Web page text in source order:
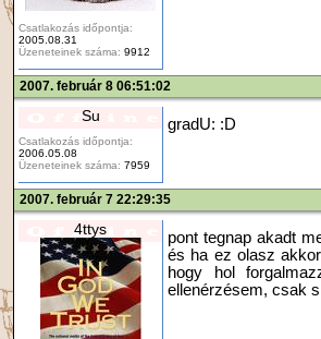
Csatlakozás időpontja:
2005.08.31
Üzeneteinek száma: 9912
2007. február 8 06:51:02
Su
Csatlakozás időpontja:
2006.05.08
Üzeneteinek száma: 7959
gradU: :D
2007. február 7 22:29:35
4ttys
pont tegnap akadt
és ha ez olasz
hogy hol
ellenérzésem, csak